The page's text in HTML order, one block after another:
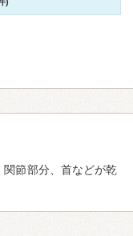
関節部分、首などが乾